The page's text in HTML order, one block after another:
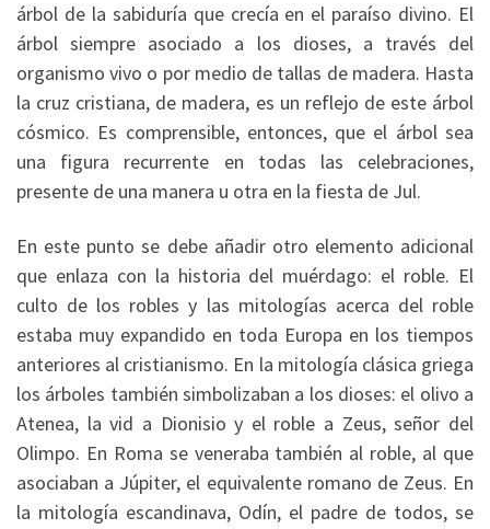
árbol de la sabiduría que crecía en el paraíso divino. El
árbol siempre asociado a los dioses, a través del
organismo vivo o por medio de tallas de madera. Hasta
la cruz cristiana, de madera, es un reflejo de este árbol
cósmico. Es comprensible, entonces, que el árbol sea
una figura recurrente en todas las celebraciones,
presente de una manera u otra en la fiesta de Jul.
En este punto se debe añadir otro elemento adicional
que enlaza con la historia del muérdago: el roble. El
culto de los robles y las mitologías acerca del roble
estaba muy expandido en toda Europa en los tiempos
anteriores al cristianismo. En la mitología clásica griega
los árboles también simbolizaban a los dioses: el olivo a
Atenea, la vid a Dionisio y el roble a Zeus, señor del
Olimpo. En Roma se veneraba también al roble, al que
asociaban a Júpiter, el equivalente romano de Zeus. En
la mitología escandinava, Odín, el padre de todos, se